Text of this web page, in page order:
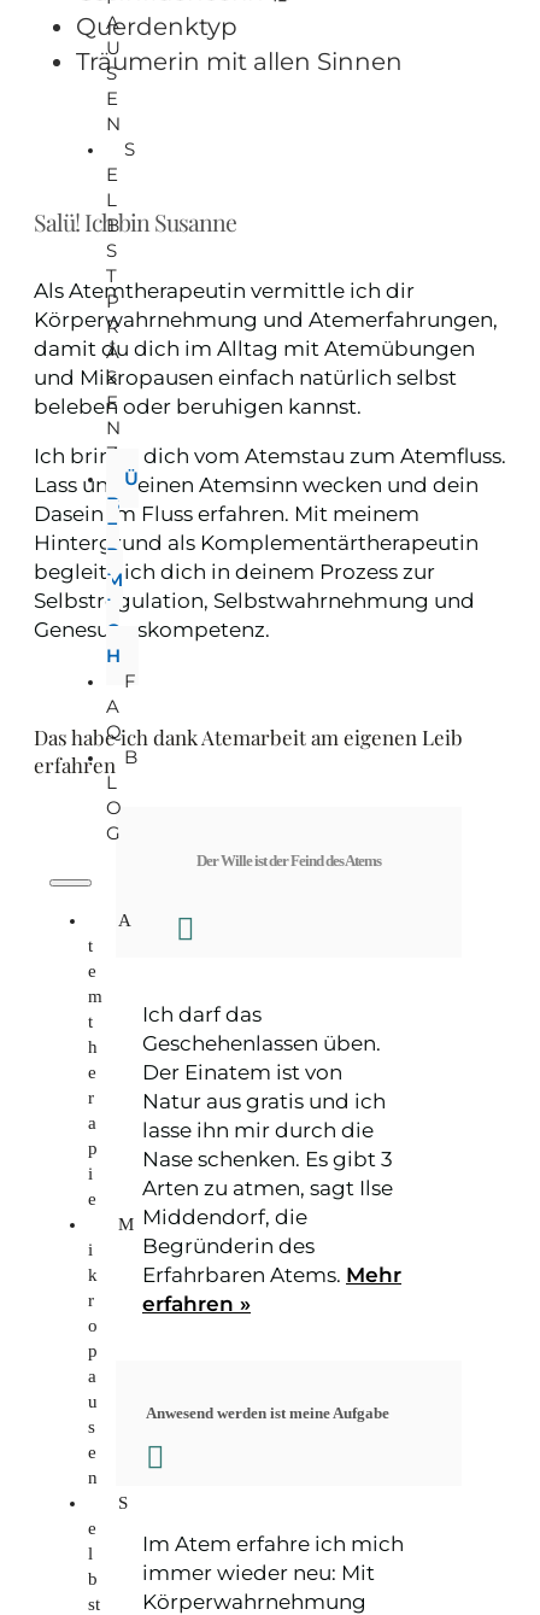
A
U
S
E
N
S
E
L
B
S
T
P
R
Ä
S
E
N
Z
Ü
B
E
R
M
I
C
H
F
A
Q
B
L
O
G
A
t
e
m
t
h
e
r
a
p
i
e
M
i
k
r
o
p
a
u
s
e
n
S
e
l
b
st
Querdenktyp
Träumerin mit allen Sinnen
Salü! Ich bin Susanne
Als Atemtherapeutin vermittle ich dir
Körperwahrnehmung und Atemerfahrungen,
damit du dich im Alltag mit Atemübungen
und Mikropausen einfach natürlich selbst
beleben oder beruhigen kannst.
Ich bringe dich vom Atemstau zum Atemfluss.
Lass uns deinen Atemsinn wecken und dein
Dasein im Fluss erfahren. Mit meinem
Hintergrund als Komplementärtherapeutin
begleite ich dich in deinem Prozess zur
Selbstregulation, Selbstwahrnehmung und
Genesungskompetenz.
Das habe ich dank Atemarbeit am eigenen Leib
erfahren
Der Wille ist der Feind des Atems
Ich darf das
Geschehenlassen üben.
Der Einatem ist von
Natur aus gratis und ich
lasse ihn mir durch die
Nase schenken. Es gibt 3
Arten zu atmen, sagt Ilse
Middendorf, die
Begründerin des
Erfahrbaren Atems. Mehr
erfahren »
Anwesend werden ist meine Aufgabe
Im Atem erfahre ich mich
immer wieder neu: Mit
Körperwahrnehmung